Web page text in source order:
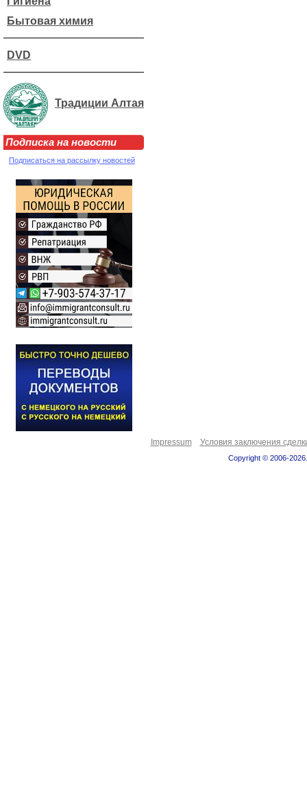
Бытовая химия
DVD
Традиции Алтая
Подписка на новости
Подписаться на рассылку новостей
Impressum Условия заключения
Copyright © 2006-